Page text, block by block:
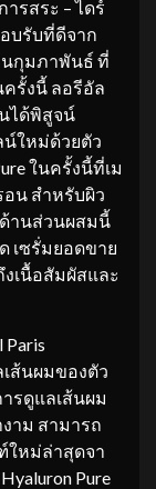
รสระ – ไดร์
บรับที่ดีจาก
นกุมภาพันธ์ ที่
รั้งนี้ ลอรีอัล
ได้พิสูจน์
ใหม่ด้วยตัว
ในครั้งนี้ที่เม
น สำหรับผิว
านส่วนผสมนี้
เซรั่มยอดขาย
เนื้อสัมผัสและ
เส้นผมของตัว
รดูแลเส้นผม
าม สามารถ
ใหม่ล่าสุดจา
Pure